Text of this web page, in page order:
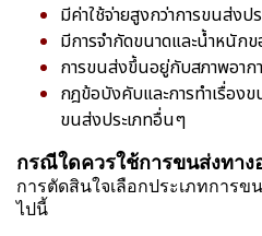
มีค่าใช้จ่ายสูงกว่าการขนส่งป
มีการจำกัดขนาดและน้ำหนัก
การขนส่งขึ้นอยู่กับสภาพอาก
กฎข้อบังคับและการทำเรื่องข
ขนส่งประเภทอื่นๆ
กรณีใดควรใช้การขนส่งทาง
การตัดสินใจเลือกประเภทการ
ไปนี้